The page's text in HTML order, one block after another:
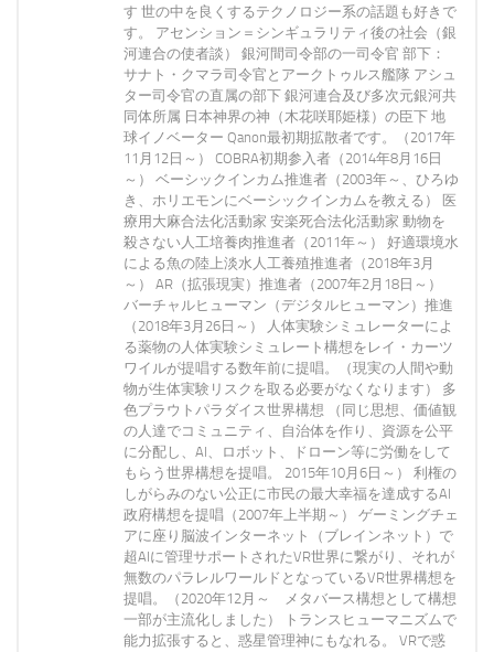
す 世の中を良くするテクノロジー系の話題も好きで
す。 アセンション＝シンギュラリティ後の社会（銀
河連合の使者談） 銀河間司令部の一司令官 部下：
サナト・クマラ司令官とアークトゥルス艦隊 アシュ
ター司令官の直属の部下 銀河連合及び多次元銀河共
同体所属 日本神界の神（木花咲耶姫様）の臣下 地
球イノベーター Qanon最初期拡散者です。（2017年
11月12日～） COBRA初期参入者（2014年8月16日
～） ベーシックインカム推進者（2003年～、ひろゆ
き、ホリエモンにベーシックインカムを教える） 医
療用大麻合法化活動家 安楽死合法化活動家 動物を
殺さない人工培養肉推進者（2011年～） 好適環境水
による魚の陸上淡水人工養殖推進者（2018年3月
～） AR（拡張現実）推進者（2007年2月18日～）
バーチャルヒューマン（デジタルヒューマン）推進
（2018年3月26日～） 人体実験シミュレーターによ
る薬物の人体実験シミュレート構想をレイ・カーツ
ワイルが提唱する数年前に提唱。（現実の人間や動
物が生体実験リスクを取る必要がなくなります） 多
色プラウトパラダイス世界構想 （同じ思想、価値観
の人達でコミュニティ、自治体を作り、資源を公平
に分配し、AI、ロボット、ドローン等に労働をして
もらう世界構想を提唱。 2015年10月6日～） 利権の
しがらみのない公正に市民の最大幸福を達成するAI
政府構想を提唱（2007年上半期～） ゲーミングチェ
アに座り脳波インターネット（ブレインネット）で
超AIに管理サポートされたVR世界に繋がり、それが
無数のパラレルワールドとなっているVR世界構想を
提唱。（2020年12月～ メタバース構想として構想
一部が主流化しました） トランスヒューマニズムで
能力拡張すると、惑星管理神にもなれる。 VRで惑